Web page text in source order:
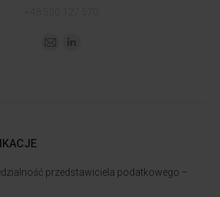
przedstawiciela podatkowego –